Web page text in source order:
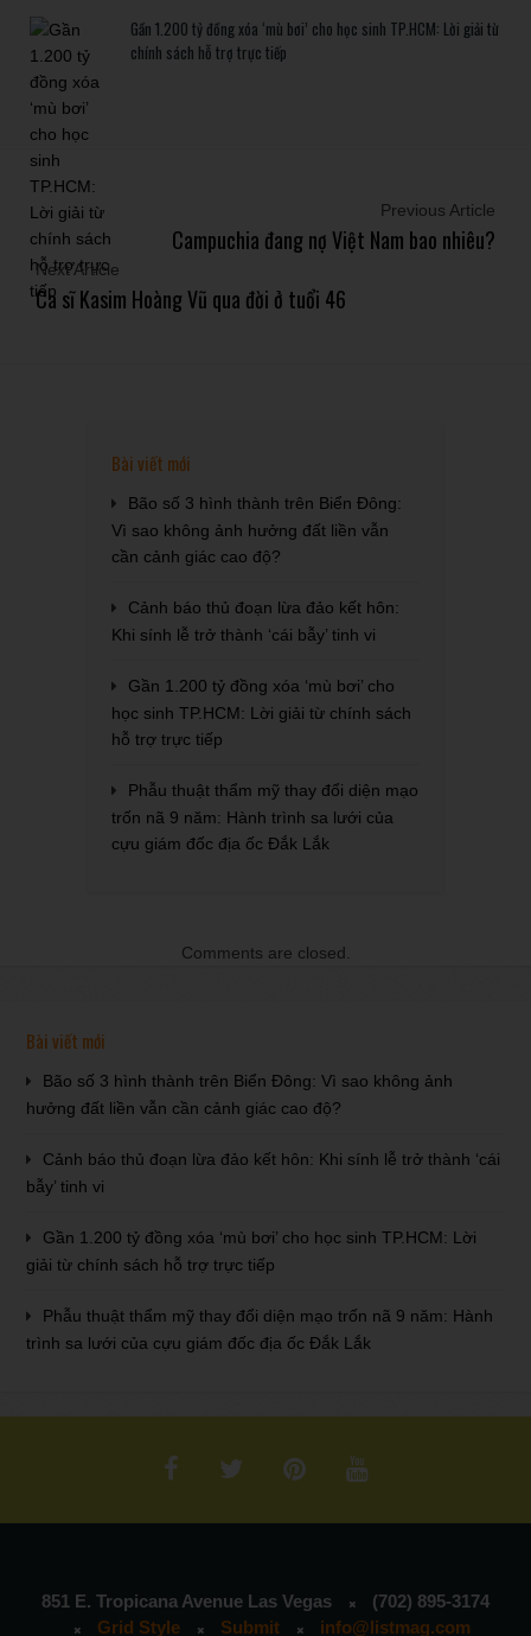
Gần 1.200 tỷ đồng xóa ‘mù bơi’ cho học sinh TP.HCM: Lời giải từ
chính sách hỗ trợ trực tiếp
Previous Article
Campuchia đang nợ Việt Nam bao nhiêu?
Next Article
Ca sĩ Kasim Hoàng Vũ qua đời ở tuổi 46
Bài viết mới
Bão số 3 hình thành trên Biển Đông:
Vì sao không ảnh hưởng đất liền vẫn
cần cảnh giác cao độ?
Cảnh báo thủ đoạn lừa đảo kết hôn:
Khi sính lễ trở thành ‘cái bẫy’ tinh vi
Gần 1.200 tỷ đồng xóa ‘mù bơi’ cho
học sinh TP.HCM: Lời giải từ chính sách
hỗ trợ trực tiếp
Phẫu thuật thẩm mỹ thay đổi diện mạo
trốn nã 9 năm: Hành trình sa lưới của
cựu giám đốc địa ốc Đắk Lắk
Comments are closed.
Bài viết mới
Bão số 3 hình thành trên Biển Đông: Vì sao không ảnh
hưởng đất liền vẫn cần cảnh giác cao độ?
Cảnh báo thủ đoạn lừa đảo kết hôn: Khi sính lễ trở thành ‘cái
bẫy’ tinh vi
Gần 1.200 tỷ đồng xóa ‘mù bơi’ cho học sinh TP.HCM: Lời
giải từ chính sách hỗ trợ trực tiếp
Phẫu thuật thẩm mỹ thay đổi diện mạo trốn nã 9 năm: Hành
trình sa lưới của cựu giám đốc địa ốc Đắk Lắk
851 E. Tropicana Avenue Las Vegas
(702) 895-3174
Grid Style
Submit info@listmag.com